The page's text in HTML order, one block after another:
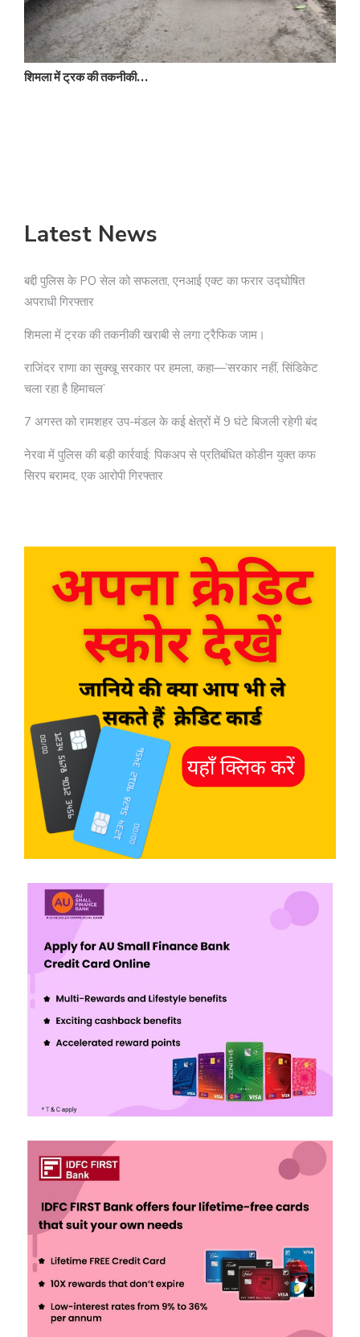
शिमला में ट्रक की तकनीकी…
Latest News
बद्दी पुलिस के PO सेल को सफलता, एनआई एक्ट का फरार उद्घोषित
अपराधी गिरफ्तार
शिमला में ट्रक की तकनीकी खराबी से लगा ट्रैफिक जाम।
राजिंदर राणा का सुक्खू सरकार पर हमला, कहा—’सरकार नहीं, सिंडिकेट
चला रहा है हिमाचल’
7 अगस्त को रामशहर उप-मंडल के कई क्षेत्रों में 9 घंटे बिजली रहेगी बंद
नेरवा में पुलिस की बड़ी कार्रवाई: पिकअप से प्रतिबंधित कोडीन युक्त कफ
सिरप बरामद, एक आरोपी गिरफ्तार